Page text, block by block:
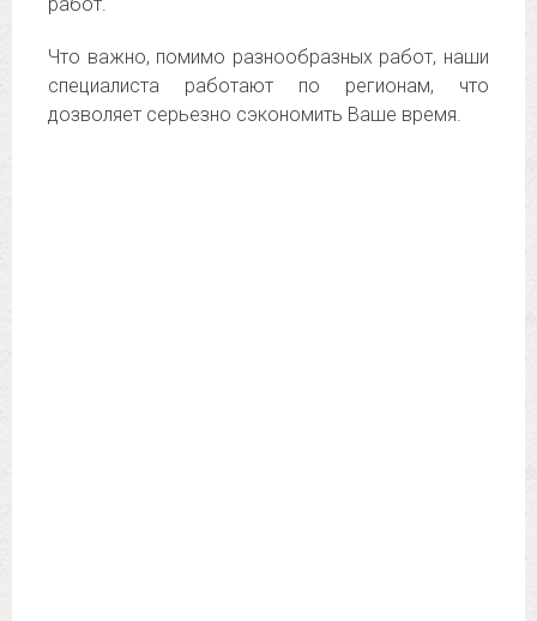
Что важно, помимо разнообразных работ, наши
специалиста работают по регионам, что
дозволяет серьезно сэкономить Ваше время.